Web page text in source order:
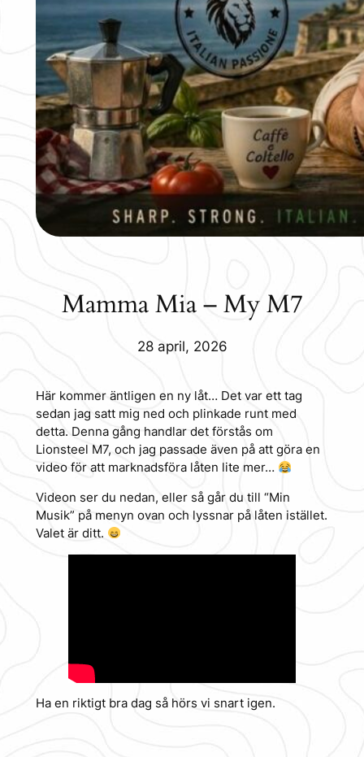
Mamma Mia – My M7
28 april, 2026
Här kommer äntligen en ny låt… Det var ett tag
sedan jag satt mig ned och plinkade runt med
detta. Denna gång handlar det förstås om
Lionsteel M7, och jag passade även på att göra en
video för att marknadsföra låten lite mer…
Videon ser du nedan, eller så går du till “Min
Musik” på menyn ovan och lyssnar på låten istället.
Valet är ditt.
Ha en riktigt bra dag så hörs vi snart igen.